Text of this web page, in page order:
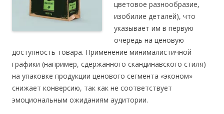
цветовое разнообразие,
изобилие деталей), что
указывает им в первую
очередь на ценовую
доступность товара. Применение минималистичной
графики (например, сдержанного скандинавского стиля)
на упаковке продукции ценового сегмента «эконом»
снижает конверсию, так как не соответствует
эмоциональным ожиданиям аудитории.